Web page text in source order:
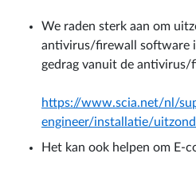
We raden sterk aan om
antivirus/firewall software
gedrag vanuit de
https://www.scia.net/nl/
engineer/installatie/
Het kan ook helpen om E-